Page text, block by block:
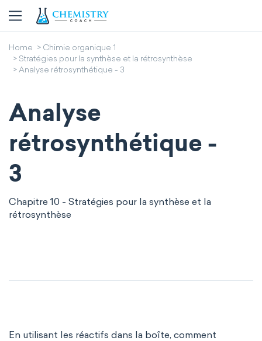
Home
Chimie organique 1
Stratégies pour la synthèse et la rétrosynthèse
Analyse rétrosynthétique - 3
Analyse
rétrosynthétique -
3
Chapitre 10 - Stratégies pour la synthèse et la
rétrosynthèse
En utilisant les réactifs dans la boîte, comment